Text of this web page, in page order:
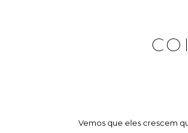
Vemos que eles crescem